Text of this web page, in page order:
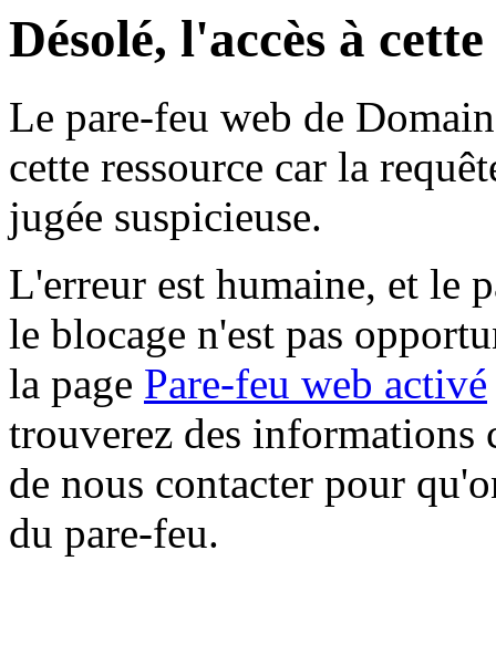
Désolé, l'accès à
Le pare-feu web de
cette ressource car la
jugée suspicieuse.
L'erreur est humaine, et le
le blocage n'est pas
la page Pare-feu web activé
trouverez des informations
de nous contacter pour
du pare-feu.